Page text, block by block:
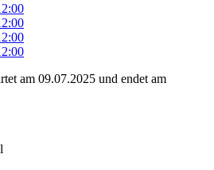
am 09.07.2025 und endet am